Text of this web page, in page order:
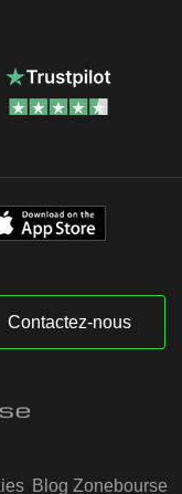
Contactez-nous
Blog Zonebourse